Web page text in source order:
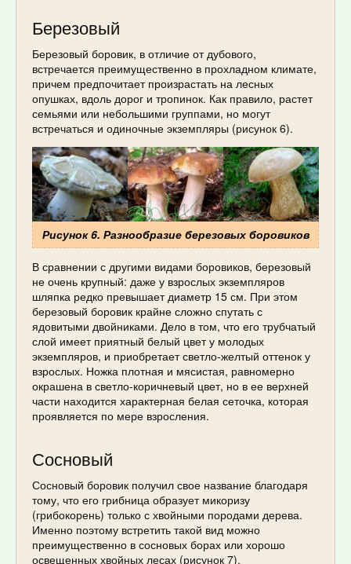
Березовый
Березовый боровик, в отличие от дубового,
встречается преимущественно в прохладном климате,
причем предпочитает произрастать на лесных
опушках, вдоль дорог и тропинок. Как правило, растет
семьями или небольшими группами, но могут
встречаться и одиночные экземпляры (рисунок 6).
Рисунок 6. Разнообразие березовых боровиков
В сравнении с другими видами боровиков, березовый
не очень крупный: даже у взрослых экземпляров
шляпка редко превышает диаметр 15 см. При этом
березовый боровик крайне сложно спутать с
ядовитыми двойниками. Дело в том, что его трубчатый
слой имеет приятный белый цвет у молодых
экземпляров, и приобретает светло-желтый оттенок у
взрослых. Ножка плотная и мясистая, равномерно
окрашена в светло-коричневый цвет, но в ее верхней
части находится характерная белая сеточка, которая
проявляется по мере взросления.
Сосновый
Сосновый боровик получил свое название благодаря
тому, что его грибница образует микоризу
(грибокорень) только с хвойными породами дерева.
Именно поэтому встретить такой вид можно
преимущественно в сосновых борах или хорошо
освещенных хвойных лесах (рисунок 7).